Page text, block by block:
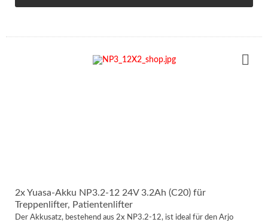
2x Yuasa-Akku NP3.2-12 24V 3.2Ah (C20) für
Treppenlifter, Patientenlifter
Der Akkusatz, bestehend aus 2x NP3.2-12, ist ideal für den Arjo